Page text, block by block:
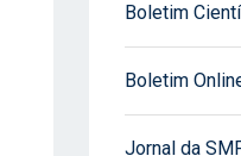
Boletim
Boletim
Jornal da